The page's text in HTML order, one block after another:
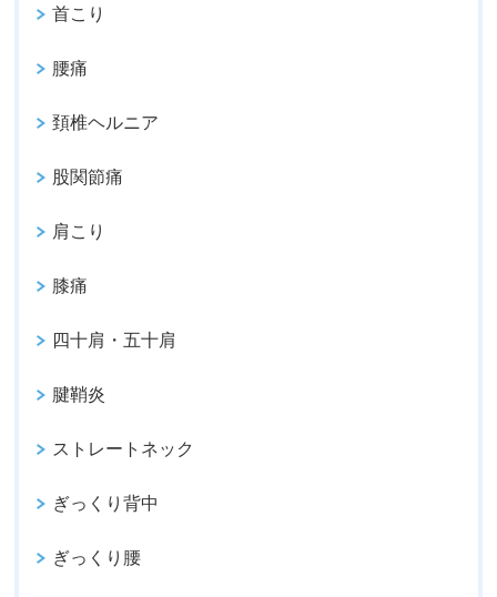
首こり
腰痛
頚椎ヘルニア
股関節痛
肩こり
膝痛
四十肩・五十肩
腱鞘炎
ストレートネック
ぎっくり背中
ぎっくり腰